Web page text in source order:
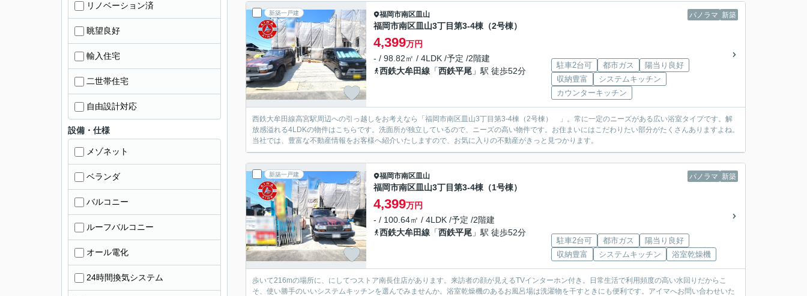
新築一戸建 パノラマ 新築
福岡市南区皿山
福岡市南区皿山3丁目第3-4棟（2号棟）
4,399万円
- / 98.82㎡ / 4LDK /予定 /2階建
西鉄大牟田線 「西鉄平尾 」駅 徒歩52分
駐車2台可 都市ガス
陽当り良好
収納豊富
システムキッチン
カウンターキッチン
西鉄大牟田線高宮駅周辺への引っ越しをお考えなら「福岡市南区皿山3丁目第3-4棟（2号棟） 」。常に一定のニーズがある広い浴室タイプです。解
放感溢れる4LDKの物件はこちらです。洗面所が独立しているので、ニーズの高い物件です。お住まいにはこだわりたい部分がたくさんありますよね。
当社では、豊富な不動産情報をお客様へ紹介いたしますので、お気に入りの不動産がきっと見つかります。
新築一戸建 パノラマ 新築
福岡市南区皿山
福岡市南区皿山3丁目第3-4棟（1号棟）
4,399万円
- / 100.64㎡ / 4LDK /予定 /2階建
西鉄大牟田線 「西鉄平尾 」駅 徒歩52分
駐車2台可 都市ガス
陽当り良好
収納豊富
システムキッチン 浴室乾燥機
歩いて216mの場所に、にしてつストア南長住店があります。来訪者の顔が見えるTVインターホン付き。日常生活で利用頻度の高い水回りだからこ
そ、使い勝手のいいシステムキッチンを選んでみませんか。浴室乾燥機のあるお風呂場は洗濯物を干すときにも便利です。アイマへお問い合わせいた
リノベーション済
眺望良好
輸入住宅
二世帯住宅
自由設計対応
設備・仕様
メゾネット
ベランダ
バルコニー
ルーフバルコニー
オール電化
24時間換気システム